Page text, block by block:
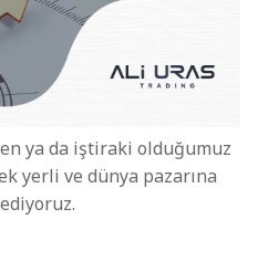
ya da iştiraki olduğumuz
yerli ve dünya pazarına